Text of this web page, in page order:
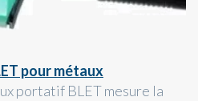
pour métaux
portatif BLET mesure la